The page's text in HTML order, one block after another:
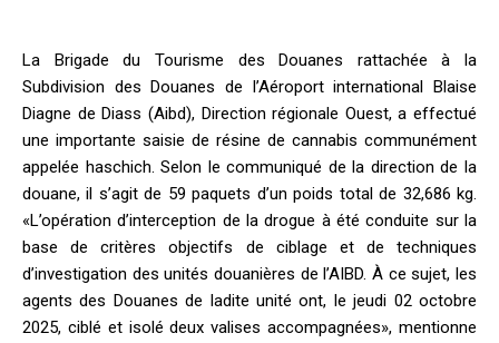
La Brigade du Tourisme des Douanes rattachée à la
Subdivision des Douanes de l’Aéroport international Blaise
Diagne de Diass (Aibd), Direction régionale Ouest, a effectué
une importante saisie de résine de cannabis communément
appelée haschich. Selon le communiqué de la direction de la
douane, il s’agit de 59 paquets d’un poids total de 32,686 kg.
«L’opération d’interception de la drogue à été conduite sur la
base de critères objectifs de ciblage et de techniques
d’investigation des unités douanières de l’AIBD. À ce sujet, les
agents des Douanes de ladite unité ont, le jeudi 02 octobre
2025, ciblé et isolé deux valises accompagnées», mentionne